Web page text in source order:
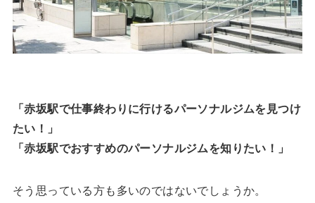
「赤坂駅で仕事終わりに行けるパーソナルジムを見つけ
たい！」
「赤坂駅でおすすめのパーソナルジムを知りたい！」
そう思っている方も多いのではないでしょうか。